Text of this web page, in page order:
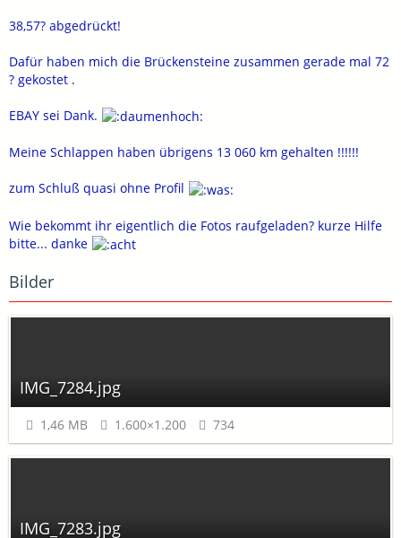
38,57? abgedrückt!
Dafür haben mich die Brückensteine zusammen gerade mal 72
? gekostet .
EBAY sei Dank.
Meine Schlappen haben übrigens 13 060 km gehalten !!!!!!
zum Schluß quasi ohne Profil
Wie bekommt ihr eigentlich die Fotos raufgeladen? kurze Hilfe
bitte... danke
Bilder
IMG_7284.jpg
1,46 MB 1.600×1.200 734
IMG_7283.jpg